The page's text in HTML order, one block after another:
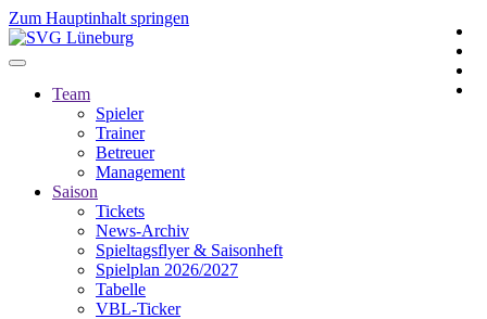
Zum Hauptinhalt springen
Team
Spieler
Trainer
Betreuer
Management
Saison
Tickets
News-Archiv
Spieltagsflyer & Saisonheft
Spielplan 2026/2027
Tabelle
VBL-Ticker